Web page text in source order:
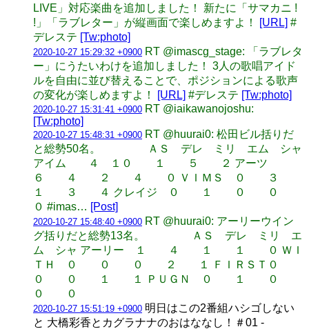
LIVE」対応楽曲を追加しました！ 新たに「サマカニ !
!」「ラブレター」が縦画面で楽しめますよ！
[URL] #
デレステ [Tw:photo]
2020-10-27 15:29:32 +0900 RT @imascg_stage: 「ラブレタ
ー」にうたいわけを追加しました！ 3人の歌唱アイド
ルを自由に並び替えることで、ポジションによる歌声
の変化が楽しめますよ！
[URL] #デレステ [Tw:photo]
2020-10-27 15:31:41 +0900 RT @iaikawanojoshu:
[Tw:photo]
2020-10-27 15:48:31 +0900 RT @huurai0: 松田ビル括りだ
と総勢50名。 ＡＳ デレ ミリ エム シャ
アイム ４ １０ １ ５ ２ アーツ
６ ４ ２ ４ ０ ＶＩＭＳ ０ ３
１ ３ ４ クレイジ ０ １ ０ ０
０ #imas… [Post]
2020-10-27 15:48:40 +0900 RT @huurai0: アーリーウイン
グ括りだと総勢13名。 ＡＳ デレ ミリ エ
ム シャ アーリー １ ４ １ １ ０ ＷＩ
ＴＨ ０ ０ ０ ２ １ ＦＩＲＳＴ０
０ ０ １ １ ＰＵＧＮ ０ １ ０
０ ０
2020-10-27 15:51:19 +0900 明日はこの2番組ハシゴしない
と 大橋彩香とカグラナナのおはななし！＃01 -